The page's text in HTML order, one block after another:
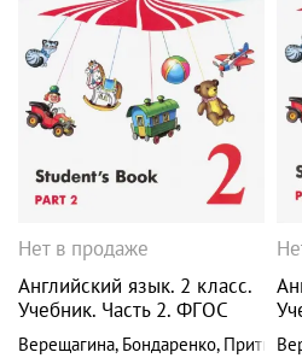
Нет в продаже
Английский язык. 2 класс.
Учебник. Часть 2. ФГОС
Верещагина, Бондаренко,